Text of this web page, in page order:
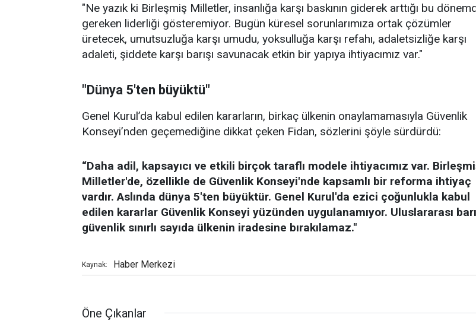
"Ne yazık ki Birleşmiş Milletler, insanlığa karşı baskının giderek arttığı bu
gereken liderliği gösteremiyor. Bugün küresel sorunlarımıza ortak çözümler
üretecek, umutsuzluğa karşı umudu, yoksulluğa karşı refahı, adaletsizliğe karşı
adaleti, şiddete karşı barışı savunacak etkin bir yapıya ihtiyacımız var."
"Dünya 5'ten büyüktü"
Genel Kurul’da kabul edilen kararların, birkaç ülkenin onaylamamasıyla Güvenlik
Konseyi’nden geçemediğine dikkat çeken Fidan, sözlerini şöyle sürdürdü:
“Daha adil, kapsayıcı ve etkili birçok taraflı modele ihtiyacımız var.
Milletler'de, özellikle de Güvenlik Konseyi'nde kapsamlı bir reforma ihtiyaç
vardır. Aslında dünya 5'ten büyüktür. Genel Kurul'da ezici çoğunlukla kabul
edilen kararlar Güvenlik Konseyi yüzünden uygulanamıyor. Uluslararası
güvenlik sınırlı sayıda ülkenin iradesine bırakılamaz."
Kaynak: Haber Merkezi
Öne Çıkanlar